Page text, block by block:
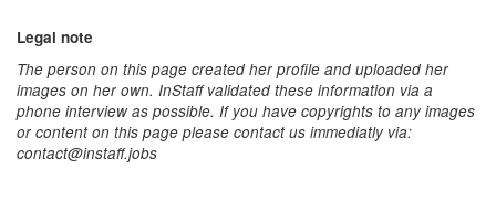
Legal note
The person on this page created her profile and uploaded her
images on her own. InStaff validated these information via a
phone interview as possible. If you have copyrights to any images
or content on this page please contact us immediatly via:
contact@instaff.jobs